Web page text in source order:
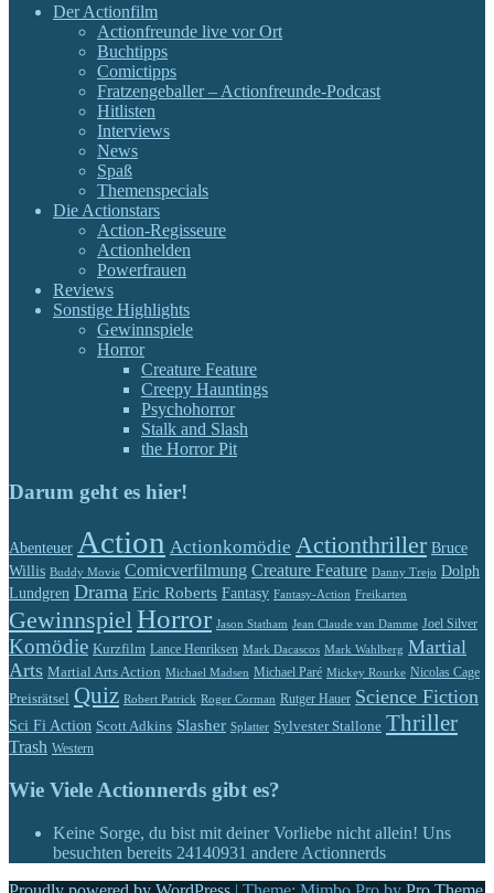
Der Actionfilm
Actionfreunde live vor Ort
Buchtipps
Comictipps
Fratzengeballer – Actionfreunde-Podcast
Hitlisten
Interviews
News
Spaß
Themenspecials
Die Actionstars
Action-Regisseure
Actionhelden
Powerfrauen
Reviews
Sonstige Highlights
Gewinnspiele
Horror
Creature Feature
Creepy Hauntings
Psychohorror
Stalk and Slash
the Horror Pit
Darum geht es hier!
Abenteuer Action Actionkomödie Actionthriller Bruce
Willis Buddy Movie Comicverfilmung Creature Feature Danny Trejo Dolph
Lundgren Drama Eric Roberts Fantasy Fantasy-Action Freikarten
GewinnspielHorror Jason Statham Jean Claude van Damme Joel Silver
Komödie Kurzfilm Lance Henriksen Mark Dacascos Mark Wahlberg Martial
Arts Martial Arts Action Michael Madsen Michael Paré Mickey Rourke Nicolas Cage
Preisrätsel Quiz Robert Patrick Roger Corman Rutger Hauer Science Fiction
Sci Fi Action Scott Adkins Slasher Splatter Sylvester Stallone Thriller
Trash Western
Wie Viele Actionnerds gibt es?
Keine Sorge, du bist mit deiner Vorliebe nicht allein! Uns
besuchten bereits 24140931 andere Actionnerds